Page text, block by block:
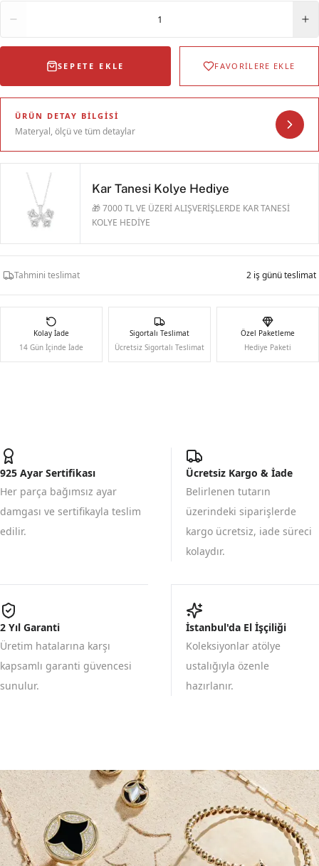
1
SEPETE EKLE FAVORİLERE EKLE
ÜRÜN DETAY BILGISI
Materyal, ölçü ve tüm detaylar
Kar Tanesi Kolye Hediye
🎁 7000 TL VE ÜZERİ ALIŞVERİŞLERDE KAR TANESİ
KOLYE HEDİYE
Tahmini teslimat 2 iş günü teslimat
Kolay İade
14 Gün İçinde İade
Sigortalı Teslimat
Ücretsiz Sigortalı Teslimat
Özel Paketleme
Hediye Paketi
925 Ayar Sertifikası
Her parça bağımsız ayar
damgası ve sertifikayla teslim
edilir.
Ücretsiz Kargo & İade
Belirlenen tutarın
üzerindeki siparişlerde
kargo ücretsiz, iade süreci
kolaydır.
2 Yıl Garanti
Üretim hatalarına karşı
kapsamlı garanti güvencesi
sunulur.
İstanbul'da El İşçiliği
Koleksiyonlar atölye
ustalığıyla özenle
hazırlanır.